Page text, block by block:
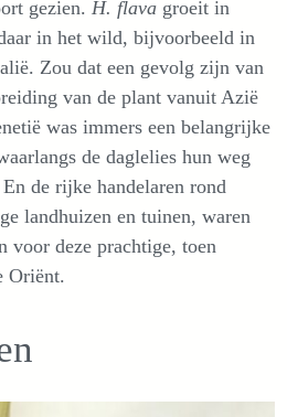
gezien. H. flava groeit in
in het wild, bijvoorbeeld in
Zou dat een gevolg zijn van
van de plant vanuit Azië
was immers een belangrijke
de daglelies hun weg
de rijke handelaren rond
landhuizen en tuinen, waren
voor deze prachtige, toen
Oriënt.